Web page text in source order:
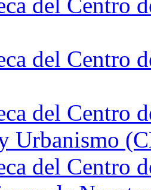
del Centro
del Centro
Urbanismo
del Centro